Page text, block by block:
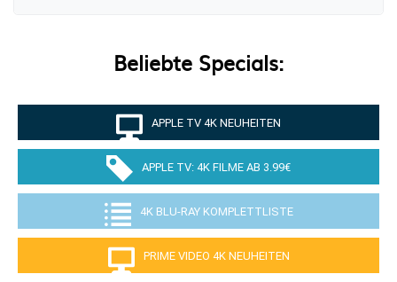
Beliebte Specials:
APPLE TV 4K NEUHEITEN
APPLE TV: 4K FILME AB 3.99€
4K BLU-RAY KOMPLETTLISTE
PRIME VIDEO 4K NEUHEITEN